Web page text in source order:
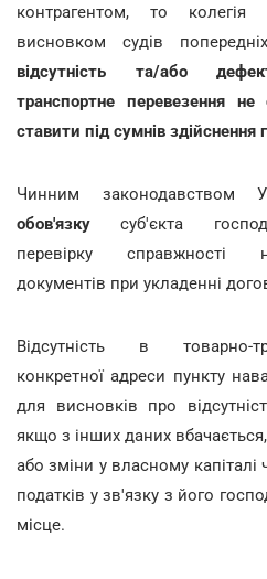
контрагентом, то колегія
висновком судів
відсутність та/або
транспортне перевезення
ставити під сумнів здійснення
Чинним законодавством
обов'язку суб'єкта
перевірку справжності
документів при укладенні
Відсутність в товарно-
конкретної адреси пункту
для висновків про
якщо з інших даних
або зміни у власному
податків у зв'язку з його
місце.